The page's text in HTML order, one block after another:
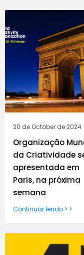
20 de October de 2024
Organização
da Criatividade
apresentada em
Paris, na próxima
semana
Continuar lendo > >